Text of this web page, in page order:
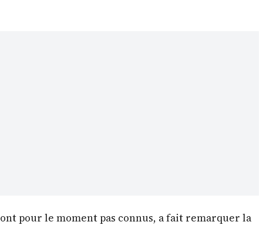
pour le moment pas connus, a fait remarquer la